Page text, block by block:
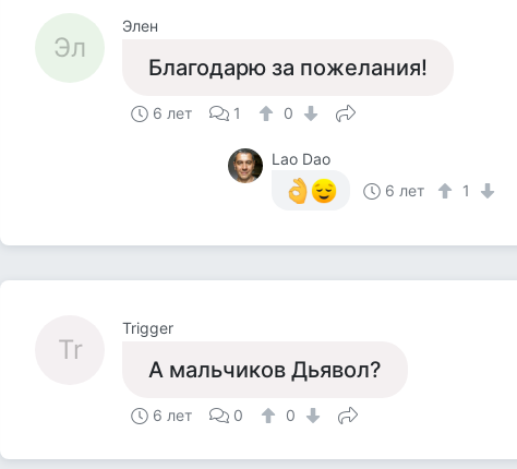
Эл
Элен
Благодарю за пожелания!
6 лет 1 0
Lao Dao
6 лет
1
Tr
Trigger
А мальчиков Дьявол?
6 лет 0 0